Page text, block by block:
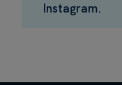
Instagram.